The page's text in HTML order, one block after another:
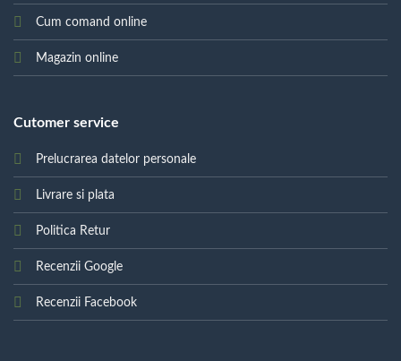
Cum comand online
Magazin online
Cutomer service
Prelucrarea datelor personale
Livrare si plata
Politica Retur
Recenzii Google
Recenzii Facebook